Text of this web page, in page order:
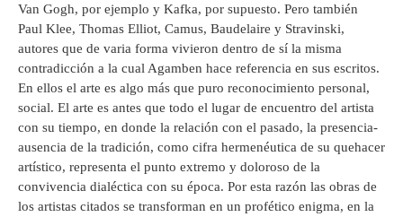
Van Gogh, por ejemplo y Kafka, por supuesto. Pero también
Paul Klee, Thomas Elliot, Camus, Baudelaire y Stravinski,
autores que de varia forma vivieron dentro de sí la misma
contradicción a la cual Agamben hace referencia en sus escritos.
En ellos el arte es algo más que puro reconocimiento personal,
social. El arte es antes que todo el lugar de encuentro del artista
con su tiempo, en donde la relación con el pasado, la presencia-
ausencia de la tradición, como cifra hermenéutica de su quehacer
artístico, representa el punto extremo y doloroso de la
convivencia dialéctica con su época. Por esta razón las obras de
los artistas citados se transforman en un profético enigma, en la